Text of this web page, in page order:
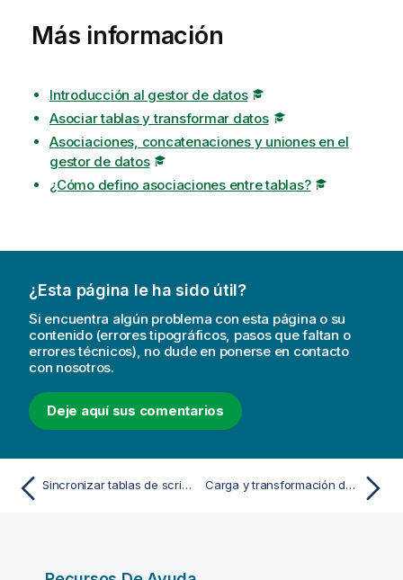
Más información
Introducción al gestor de datos
Asociar tablas y transformar datos
Asociaciones, concatenaciones y uniones en el
gestor de datos
¿Cómo defino asociaciones entre tablas?
¿Esta página le ha sido útil?
Si encuentra algún problema con esta página o su
contenido (errores tipográficos, pasos que faltan o
errores técnicos), no dude en ponerse en contacto
con nosotros.
Deje aquí sus comentarios
Sincronizar tablas de script en el Gestor de datos Carga y transformación de datos con secuencias de script